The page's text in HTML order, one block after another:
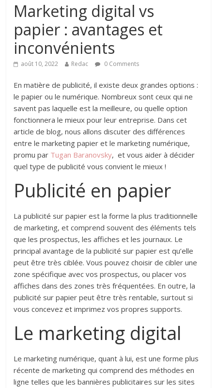
Marketing digital vs
papier : avantages et
inconvénients
août 10, 2022 Redac 0 Comments
En matière de publicité, il existe deux grandes options :
le papier ou le numérique. Nombreux sont ceux qui ne
savent pas laquelle est la meilleure, ou quelle option
fonctionnera le mieux pour leur entreprise. Dans cet
article de blog, nous allons discuter des différences
entre le marketing papier et le marketing numérique,
promu par Tugan Baranovsky, et vous aider à décider
quel type de publicité vous convient le mieux !
Publicité en papier
La publicité sur papier est la forme la plus traditionnelle
de marketing, et comprend souvent des éléments tels
que les prospectus, les affiches et les journaux. Le
principal avantage de la publicité sur papier est qu’elle
peut être très ciblée. Vous pouvez choisir de cibler une
zone spécifique avec vos prospectus, ou placer vos
affiches dans des zones très fréquentées. En outre, la
publicité sur papier peut être très rentable, surtout si
vous concevez et imprimez vos propres supports.
Le marketing digital
Le marketing numérique, quant à lui, est une forme plus
récente de marketing qui comprend des méthodes en
ligne telles que les bannières publicitaires sur les sites